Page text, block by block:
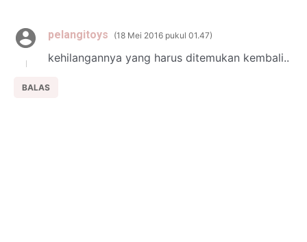
pelangitoys 18 Mei 2016 pukul 01.47
kehilangannya yang harus ditemukan kembali..
BALAS